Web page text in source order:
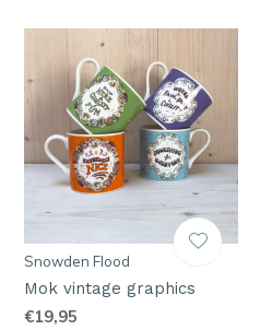
Snowden Flood
Mok vintage graphics
€19,95